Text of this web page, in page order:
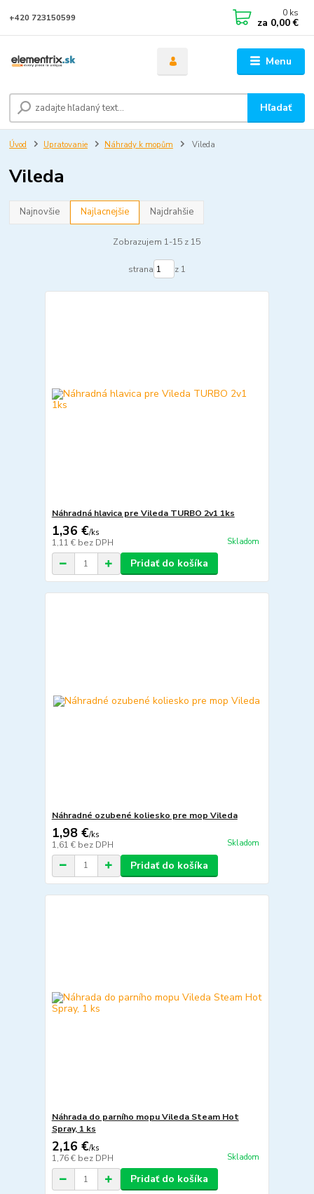
Menu
Hľadať
+420 723150599 0 ks
za 0,00 €
Úvod Upratovanie Náhrady k mopům Vileda
Vileda
Najnovšie Najlacnejšie Najdrahšie
Zobrazujem 1-15 z 15
strana z 1
Náhradná hlavica pre Vileda TURBO 2v1 1ks
1,36 €/ks
1,11 € bez DPH Skladom
Pridať do košíka
Náhradné ozubené koliesko pre mop Vileda
1,98 €/ks
1,61 € bez DPH Skladom
Pridať do košíka
Náhrada do parního mopu Vileda Steam Hot
Spray, 1 ks
2,16 €/ks
1,76 € bez DPH Skladom
Pridať do košíka